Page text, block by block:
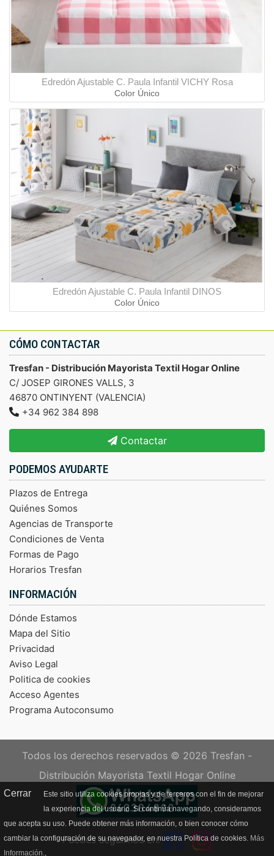
Cerrar
Este sitio utiliza cookies propias y de terceros con el fin de mejorar
la experiencia del usuario. Si continúa navegando, consideramos
que acepta su uso. Puede obtener más información, o bien conocer cómo
cambiar la configuración de su navegador, en nuestra Política de cookies. Más
Información.,
Edredón Ajustable C. Paula Infantil VICHY Rosa
Color Único
Edredón Ajustable C. Paula Infantil DINOS
Color Único
CÓMO CONTACTAR
Tresfan - Distribución Mayorista Textil Hogar Online
C/ JOSEP GIRONES VALLS, 3
46870 ONTINYENT (VALENCIA)
+34 962 384 898
Contactar
PODEMOS AYUDARTE
Plazos de Entrega
Quiénes Somos
Agencias de Transporte
Condiciones de Venta
Formas de Pago
Horarios Tresfan
INFORMACIÓN
Dónde Estamos
Mapa del Sitio
Privacidad
Aviso Legal
Politica de cookies
Acceso Agentes
Programa Autoconsumo
Todos los derechos reservados © 2026 Tresfan -
Distribución Mayorista Textil Hogar Online
Puedes seguirnos en: